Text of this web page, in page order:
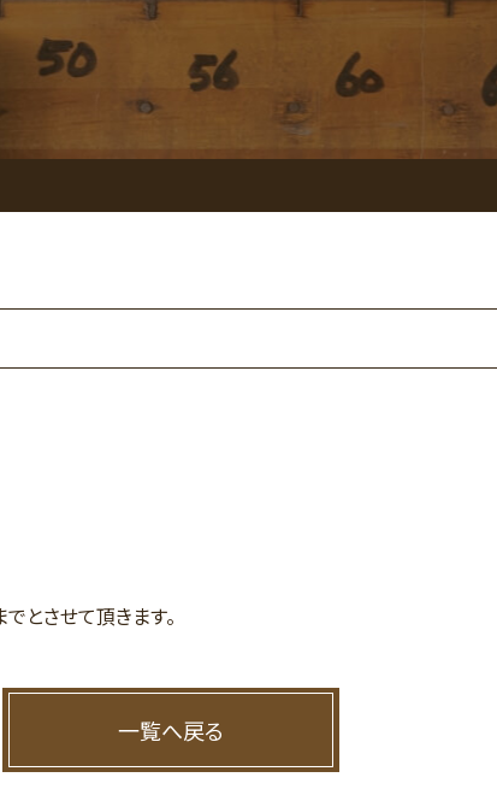
とさせて頂きます。
一覧へ戻る